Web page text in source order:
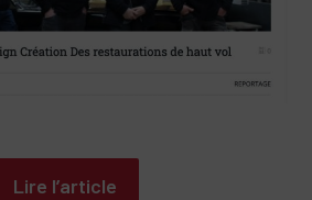
Lire l’article